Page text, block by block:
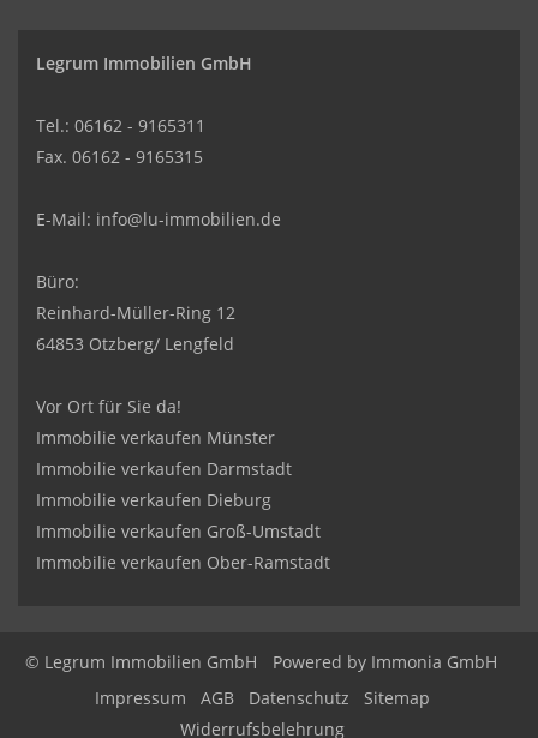
Legrum Immobilien GmbH
Tel.: 06162 - 9165311
Fax. 06162 - 9165315
E-Mail: info@lu-immobilien.de
Büro:
Reinhard-Müller-Ring 12
64853 Otzberg/ Lengfeld
Vor Ort für Sie da!
Immobilie verkaufen Münster
Immobilie verkaufen Darmstadt
Immobilie verkaufen Dieburg
Immobilie verkaufen Groß-Umstadt
Immobilie verkaufen Ober-Ramstadt
© Legrum Immobilien GmbH Powered by Immonia GmbH
Impressum
AGB Datenschutz
Sitemap
Widerrufsbelehrung